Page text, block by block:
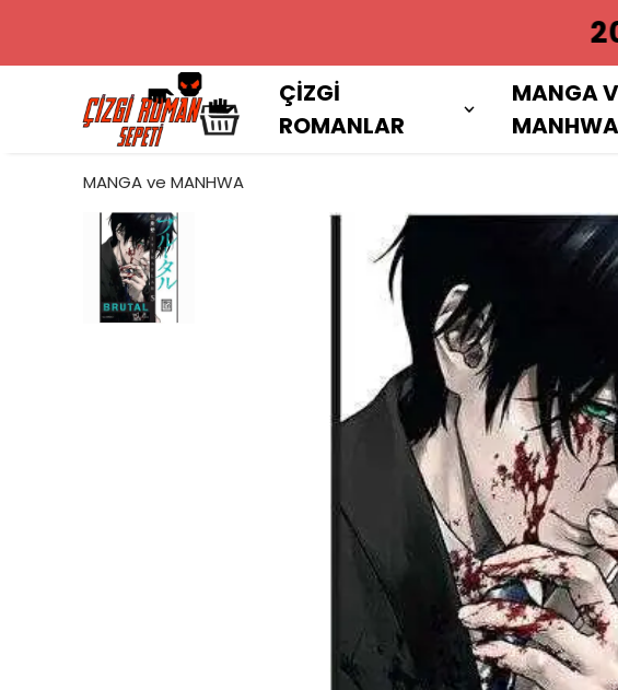
2000 TL VE ÜZERI
ÇİZGİ
ROMANLAR
MANGA
MANHWA
MANGA ve MANHWA